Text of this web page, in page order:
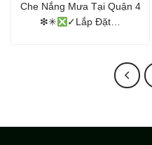
Che Nắng Mưa Tại Quận 4
❇✳
✓Lắp Đặt…